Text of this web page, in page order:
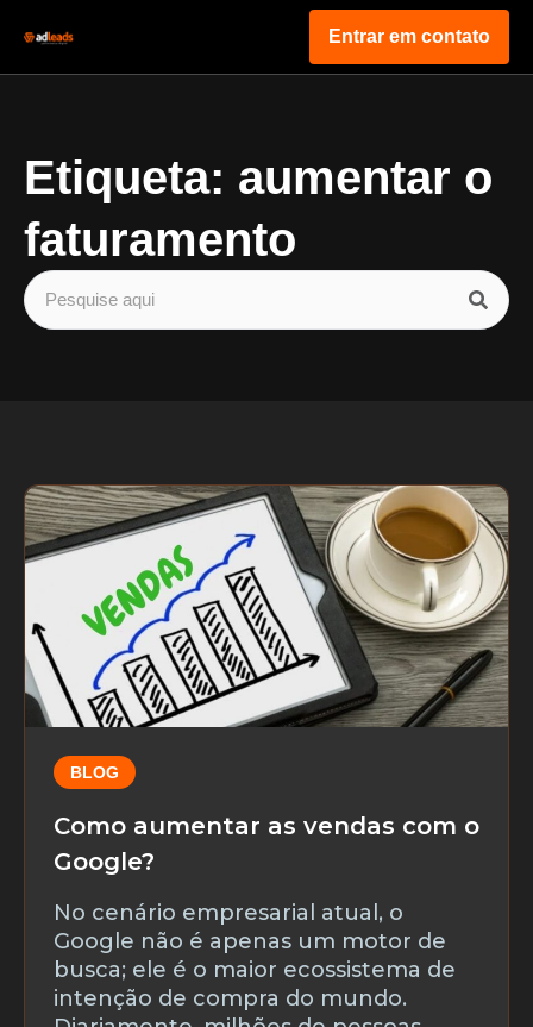
Entrar em contato
Etiqueta: aumentar o
faturamento
BLOG
Como aumentar as vendas com o
Google?
No cenário empresarial atual, o
Google não é apenas um motor de
busca; ele é o maior ecossistema de
intenção de compra do mundo.